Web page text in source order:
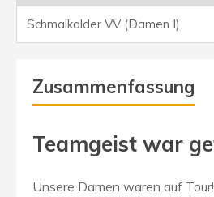
Schmalkalder VV (Damen I)
Zusammenfassung
Teamgeist war
Unsere Damen waren auf